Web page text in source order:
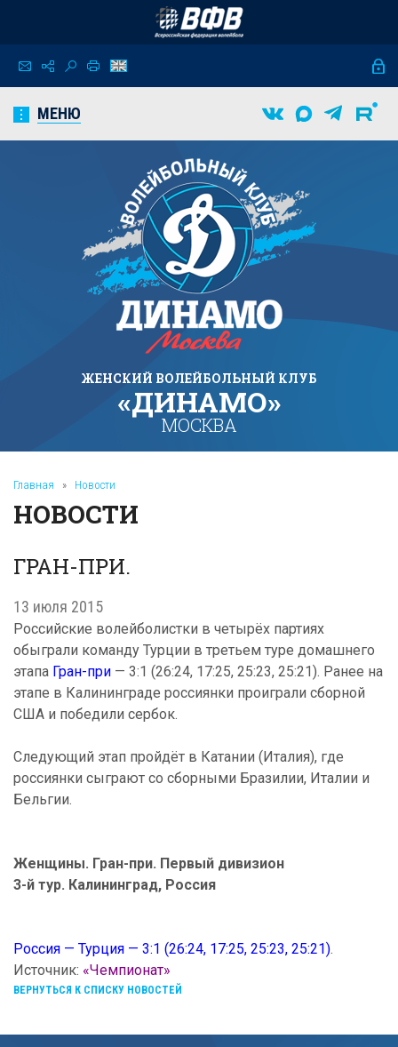
МЕНЮ
ЖЕНСКИЙ ВОЛЕЙБОЛЬНЫЙ КЛУБ
«ДИНАМО»
МОСКВА
Главная » Новости
НОВОСТИ
ГРАН-ПРИ.
13 июля 2015
Российские волейболистки в четырёх партиях
обыграли команду Турции в третьем туре домашнего
этапа Гран-при — 3:1 (26:24, 17:25, 25:23, 25:21). Ранее на
этапе в Калининграде россиянки проиграли сборной
США и победили сербок.
Следующий этап пройдёт в Катании (Италия), где
россиянки сыграют со сборными Бразилии, Италии и
Бельгии.
Женщины. Гран-при. Первый дивизион
3-й тур. Калининград, Россия
Россия — Турция — 3:1 (26:24, 17:25, 25:23, 25:21).
Источник: «Чемпионат»
ВЕРНУТЬСЯ К СПИСКУ НОВОСТЕЙ